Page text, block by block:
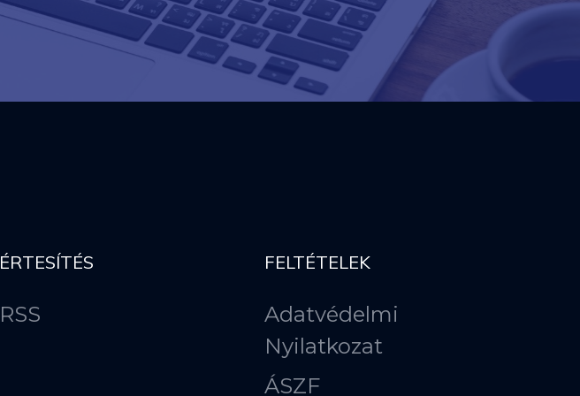
ÉRTESÍTÉS
RSS
FELTÉTELEK
Adatvédelmi
Nyilatkozat
ÁSZF